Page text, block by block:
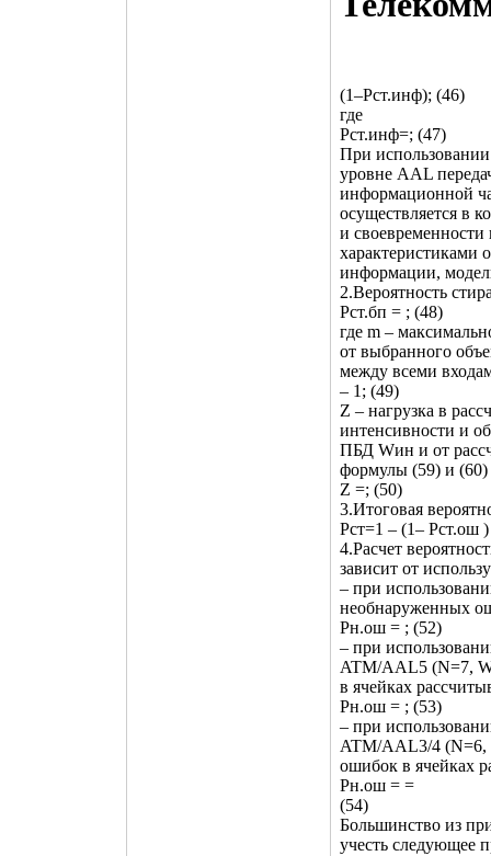
(1–Pст.инф); (46)
где
Pст.инф=; (47)
При
уровне AAL
информационной
осуществляется в
и своевременности
характеристиками
информации,
2.Вероятность
Pст.бп = ; (48)
где m –
от выбранного
между всеми
– 1; (49)
Z – нагрузка в
интенсивности и
ПБД Wин и от
формулы (59) и
Z =; (50)
3.Итоговая
Pст=1 – (1– Pст.ош
4.Расчет
зависит от
– при
необнаруженных
Pн.ош = ; (52)
– при
ATM/AAL5 (N=7,
в ячейках
Pн.ош = ; (53)
– при
ATM/AAL3/4 (N=6,
ошибок в ячейках
Pн.ош = =
(54)
Большинство из
учесть следующее